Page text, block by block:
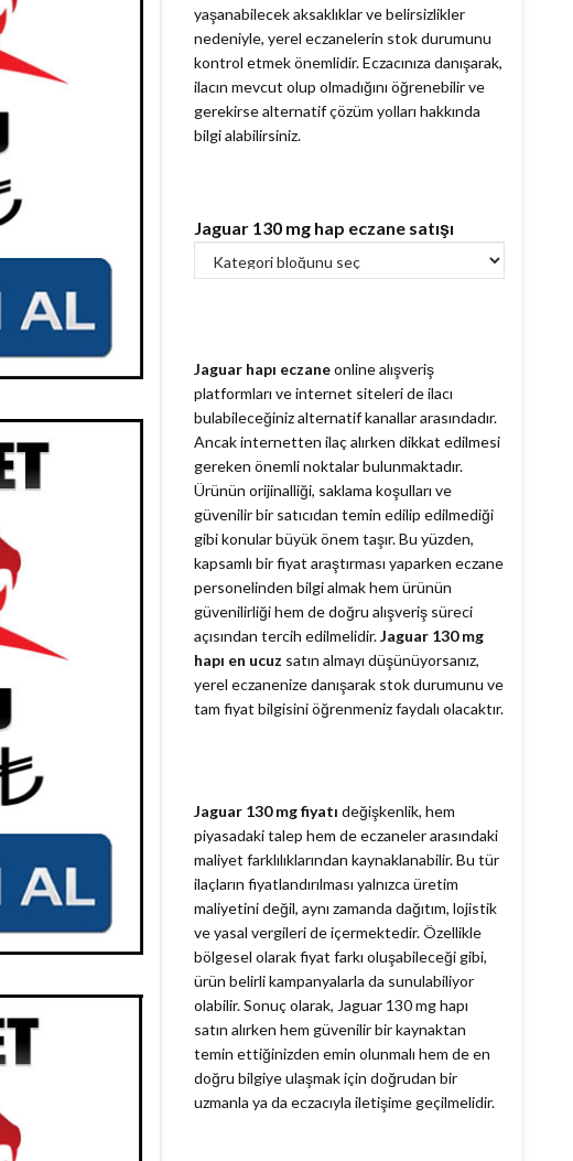
yaşanabilecek aksaklıklar ve belirsizlikler
nedeniyle, yerel eczanelerin stok durumunu
kontrol etmek önemlidir. Eczacınıza danışarak,
ilacın mevcut olup olmadığını öğrenebilir ve
gerekirse alternatif çözüm yolları hakkında
bilgi alabilirsiniz.
Jaguar 130 mg hap eczane satışı
Jaguar hapı eczaneonline alışveriş
platformları ve internet siteleri de ilacı
bulabileceğiniz alternatif kanallar arasındadır.
Ancak internetten ilaç alırken dikkat edilmesi
gereken önemli noktalar bulunmaktadır.
Ürünün orijinalliği, saklama koşulları ve
güvenilir bir satıcıdan temin edilip edilmediği
gibi konular büyük önem taşır. Bu yüzden,
kapsamlı bir fiyat araştırması yaparken eczane
personelinden bilgi almak hem ürünün
güvenilirliği hem de doğru alışveriş süreci
açısından tercih edilmelidir.Jaguar 130 mg
hapı en ucuz satın almayı düşünüyorsanız,
yerel eczanenize danışarak stok durumunu ve
tam fiyat bilgisini öğrenmeniz faydalı olacaktır.
Jaguar 130 mg fiyatı değişkenlik, hem
piyasadaki talep hem de eczaneler arasındaki
maliyet farklılıklarından kaynaklanabilir. Bu tür
ilaçların fiyatlandırılması yalnızca üretim
maliyetini değil, aynı zamanda dağıtım, lojistik
ve yasal vergileri de içermektedir. Özellikle
bölgesel olarak fiyat farkı oluşabileceği gibi,
ürün belirli kampanyalarla da sunulabiliyor
olabilir. Sonuç olarak, Jaguar 130 mg hapı
satın alırken hem güvenilir bir kaynaktan
temin ettiğinizden emin olunmalı hem de en
doğru bilgiye ulaşmak için doğrudan bir
uzmanla ya da eczacıyla iletişime geçilmelidir.